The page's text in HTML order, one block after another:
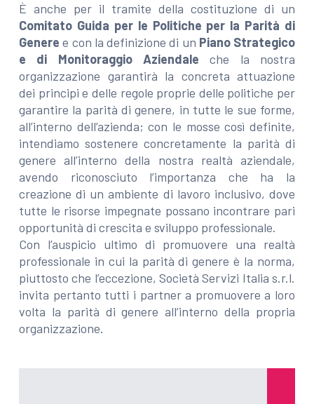
È anche per il tramite della costituzione di un
Comitato Guida per le Politiche per la Parità di
Genere e con la definizione di un Piano Strategico
e di Monitoraggio Aziendale che la nostra
organizzazione garantirà la concreta attuazione
dei principi e delle regole proprie delle politiche per
garantire la parità di genere, in tutte le sue forme,
all’interno dell’azienda; con le mosse così definite,
intendiamo sostenere concretamente la parità di
genere all’interno della nostra realtà aziendale,
avendo riconosciuto l’importanza che ha la
creazione di un ambiente di lavoro inclusivo, dove
tutte le risorse impegnate possano incontrare pari
opportunità di crescita e sviluppo professionale.
Con l’auspicio ultimo di promuovere una realtà
professionale in cui la parità di genere è la norma,
piuttosto che l’eccezione, Società Servizi Italia s.r.l.
invita pertanto tutti i partner a promuovere a loro
volta la parità di genere all’interno della propria
organizzazione.